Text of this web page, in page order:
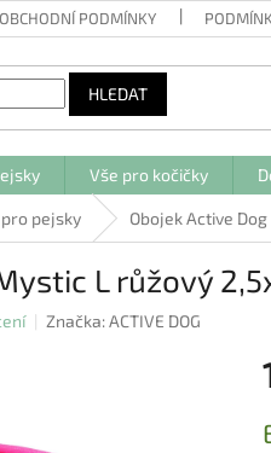
OBCHODNÍ PODMÍNKY
HLEDAT
Vše pro kočičky
pejsky Obojek Active
L růžový
Značka:ACTIVE DOG